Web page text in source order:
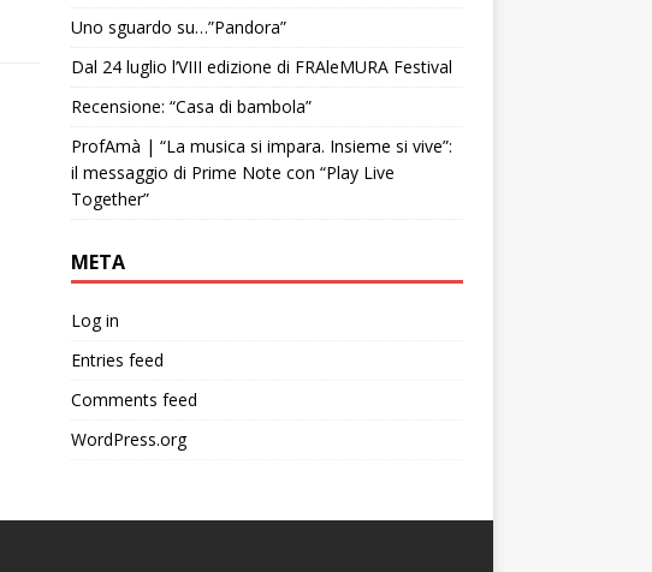
Uno sguardo su…”Pandora”
Dal 24 luglio l’VIII edizione di FRAleMURA Festival
Recensione: “Casa di bambola”
ProfAmà | “La musica si impara. Insieme si vive”:
il messaggio di Prime Note con “Play Live
Together”
META
Log in
Entries feed
Comments feed
WordPress.org